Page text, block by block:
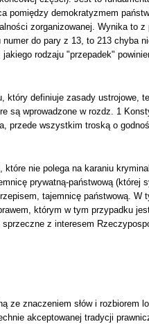
pomiędzy demokratyzmem
zorganizowanej. Wynika to z
numer do pary z 13, to 213 chyba
rodzaju "przepadek"
który definiuje zasady ustrojowe,
są wprowadzone w rozdz. 1
przede wszystkim troską o
nie polega na karaniu
prywatną-państwową (której
tajemnicę państwową. W
którym w tym przypadku
z interesem
ze znaczeniem słów i rozbiorem
akceptowanej tradycji